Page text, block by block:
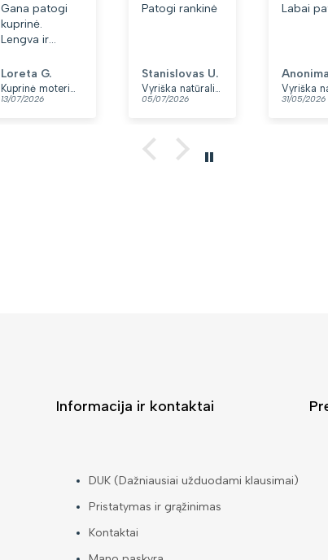
Gana patogi
kuprinė.
Lengva ir
Patinka, kad
yra du skyriai.
👍
Loreta G.
13/07/2026
Patogi rankinė
Stanislovas U.
05/07/2026
Labai
31/05/2026
Informacija ir kontaktai
DUK (Dažniausiai užduodami klausimai)
Pristatymas ir grąžinimas
Kontaktai